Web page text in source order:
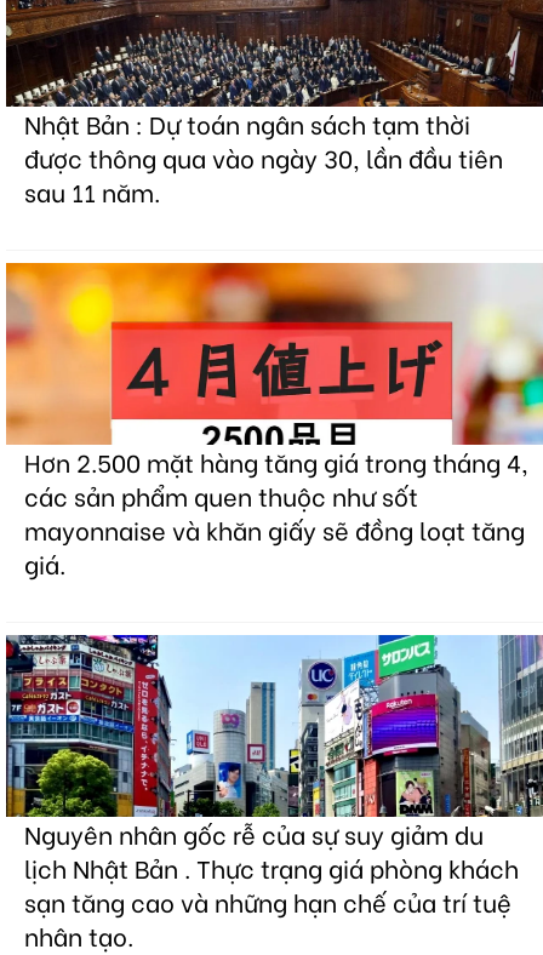
Nhật Bản : Dự toán ngân sách tạm thời
được thông qua vào ngày 30, lần đầu tiên
sau 11 năm.
Hơn 2.500 mặt hàng tăng giá trong tháng 4,
các sản phẩm quen thuộc như sốt
mayonnaise và khăn giấy sẽ đồng loạt tăng
giá.
Nguyên nhân gốc rễ của sự suy giảm du
lịch Nhật Bản . Thực trạng giá phòng khách
sạn tăng cao và những hạn chế của trí tuệ
nhân tạo.